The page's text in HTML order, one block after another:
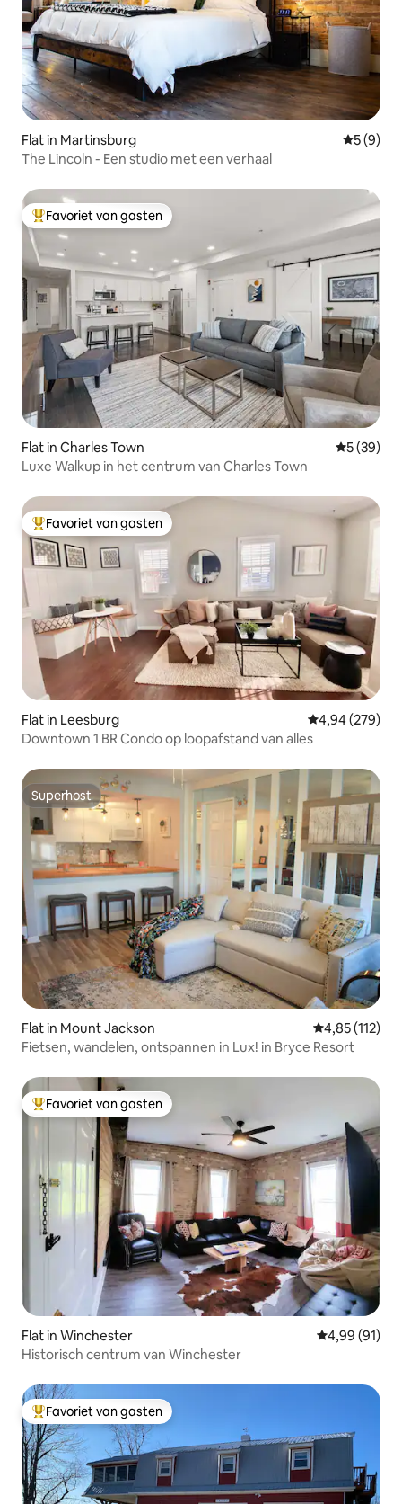
Flat in Martinsburg
5 (9)
The Lincoln - Een studio met een verhaal
Topfavoriet van gasten
Favoriet van gasten
Flat in Charles Town
5 (39)
Luxe Walkup in het centrum van Charles Town
Topfavoriet van gasten
Favoriet van gasten
Flat in Leesburg Gemiddelde
4,94 (279)
Downtown 1 BR Condo op loopafstand van alles
Superhost
Superhost
Flat in Mount Jackson Gemiddelde
4,85 (112)
Fietsen, wandelen, ontspannen in Lux! in Bryce Resort
Topfavoriet van gasten
Favoriet van gasten
Flat in Winchester Gemiddelde
4,99 (91)
Historisch centrum van Winchester
Topfavoriet van gasten
Favoriet van gasten